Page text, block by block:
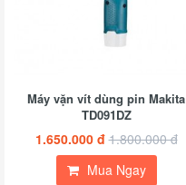
Máy vặn vít dùng pin Makita
TD091DZ
1.650.000 đ 1.800.000 đ
Mua Ngay